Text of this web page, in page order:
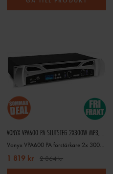
VONYX VPA600 PA SLUTSTEG 2X300W MP3, BT
Vonyx VPA600 PA förstärkare 2x 300W MP3, BT
1 819 kr 2 864 kr